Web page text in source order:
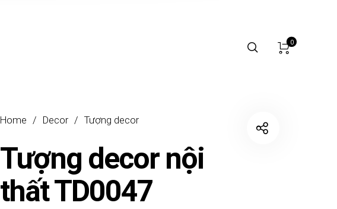
0
Home / Decor / Tượng decor
Tượng decor nội
thất TD0047